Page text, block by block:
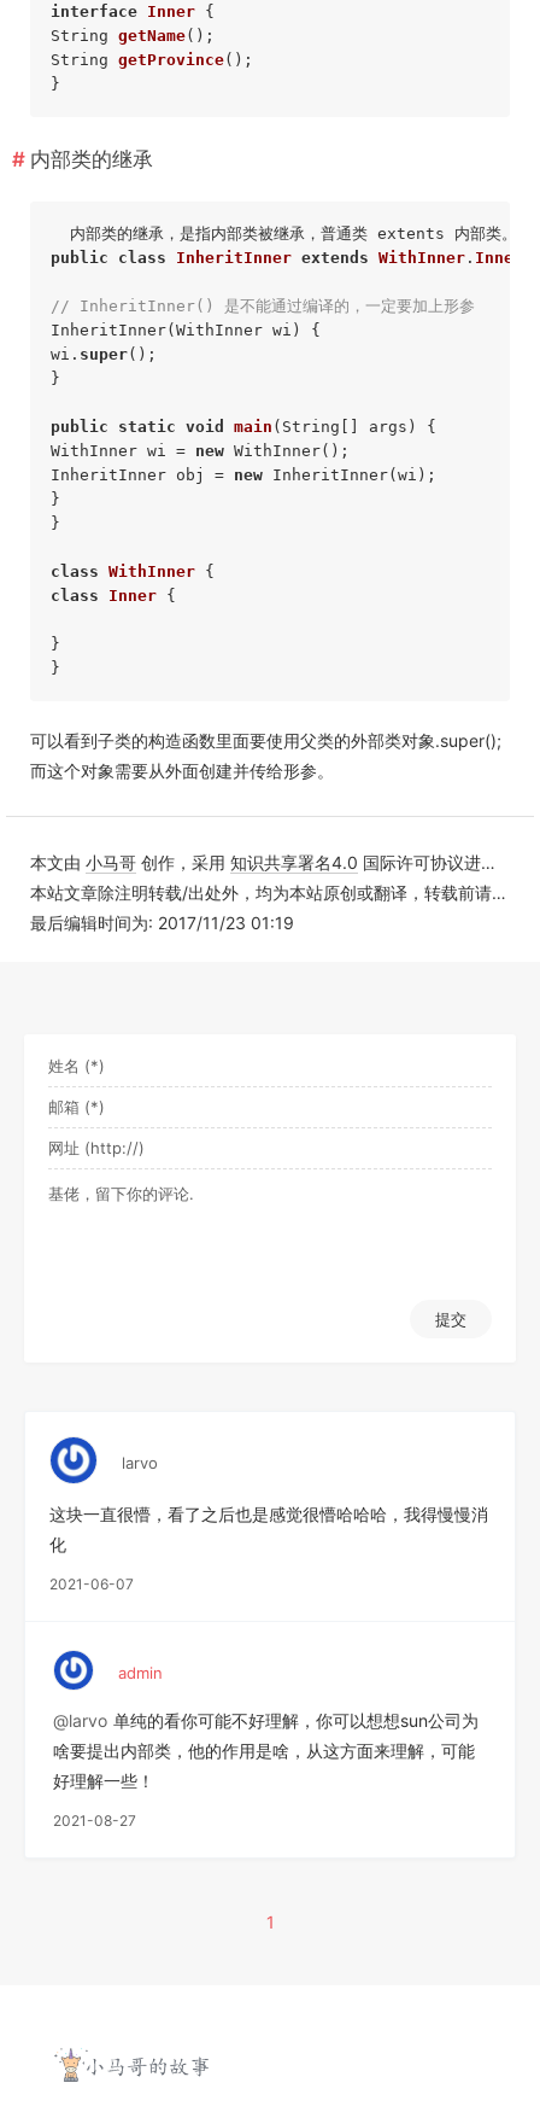
interface Inner
String getName()
String getProvince() ;
内部类的继承
public class InheritInner extends WithInner. Inner
// InheritInner() 是不能通过编译的，一定要加上形参
InheritInner(WithInner wi) {
wi. super();
}
public static void main (String[] args)
{
WithInner wi = new WithInner();
InheritInner obj = new InheritInner(wi);
}
}
class WithInner
class
Inner {
}
可以看到子类的构造函数里面要使用父类的外部类对象.super();
而这个对象需要从外面创建并传给形参。
本文由 小马哥 创作，采用 知识共享署名4.0 国际许可协议进行许可
本站文章除注明转载/出处外，均为本站原创或翻译，转载前请务必署名
最后编辑时间为: 2017/11/23 01:19
提交
larvo
这块一直很懵，看了之后也是感觉很懵哈哈哈，我得慢慢消
化
2021-06-07
admin
@larvo 单纯的看你可能不好理解，你可以想想sun公司为
啥要提出内部类，他的作用是啥，从这方面来理解，可能
好理解一些！
2021-08-27
1